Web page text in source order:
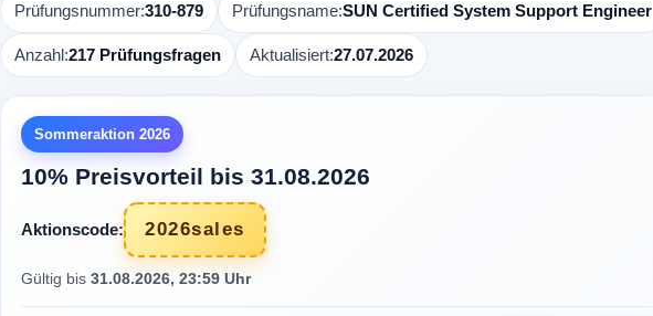
Prüfungsnummer:310-879 Prüfungsname:SUN Certified System Support Engineer
Anzahl:217 Prüfungsfragen Aktualisiert:27.07.2026
Sommeraktion 2026
10% Preisvorteil bis 31.08.2026
Aktionscode: 2026sales
Gültig bis 31.08.2026, 23:59 Uhr